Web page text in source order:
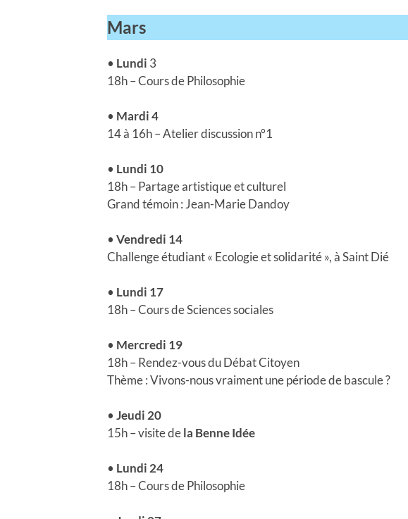
Mars
• Lundi 3
18h – Cours de Philosophie
• Mardi 4
14 à 16h – Atelier discussion n°1
• Lundi 10
18h – Partage artistique et culturel
Grand témoin : Jean-Marie Dandoy
• Vendredi 14
Challenge étudiant « Ecologie et solidarité », à Saint Dié
• Lundi 17
18h – Cours de Sciences sociales
• Mercredi 19
18h – Rendez-vous du Débat Citoyen
Thème : Vivons-nous vraiment une période de bascule ?
• Jeudi 20
15h – visite dela Benne Idée
• Lundi 24
18h – Cours de Philosophie